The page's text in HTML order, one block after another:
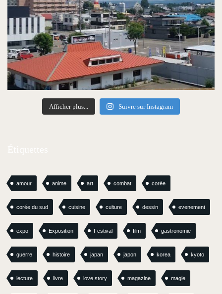
Afficher plus... Suivre sur Instagram
amour anime art combat corée
corée du sud cuisine culture dessin evenement
expo Exposition Festival film gastronomie
guerre histoire japan japon korea kyoto
lecture livre love story magazine magie